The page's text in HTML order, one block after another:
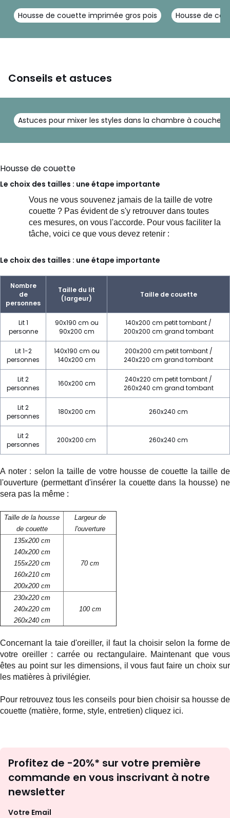
Housse de couette imprimée gros pois Housse de
Conseils et astuces
Astuces pour mixer les styles dans la chambre à coucher
Housse de couette
Le choix des tailles : une étape importante
Vous ne vous souvenez jamais de la taille de votre
couette ? Pas évident de s'y retrouver dans toutes
ces mesures, on vous l'accorde. Pour vous faciliter la
tâche, voici ce que vous devez retenir :
Le choix des tailles : une étape importante
Nombre
de
personnes
Taille du lit
(largeur)
Taille de couette
Lit 1
personne
90x190 cm ou
90x200 cm
140x200 cm petit tombant /
200x200 cm grand tombant
Lit 1-2
personnes
140x190 cm ou
140x200 cm
200x200 cm petit tombant /
240x220 cm grand tombant
Lit 2
personnes
160x200 cm
240x220 cm petit tombant /
260x240 cm grand tombant
Lit 2
personnes
180x200 cm 260x240 cm
Lit 2
personnes
200x200 cm 260x240 cm
A noter : selon la taille de votre housse de couette la taille de
l'ouverture (permettant d'insérer la couette dans la housse) ne
sera pas la même :
Taille de la housse
de couette
Largeur de
l'ouverture
135x200 cm
140x200 cm
155x220 cm
160x210 cm
200x200 cm
70 cm
230x220 cm
240x220 cm
260x240 cm
100 cm
Concernant la taie d'oreiller, il faut la choisir selon la forme de
votre oreiller: carrée ou rectangulaire. Maintenant que vous
êtes au point sur les dimensions, il vous faut faire un choix sur
les matières à privilégier.
Pour retrouvez tous les conseils pour bien choisir sa housse de
couette (matière, forme, style, entretien) cliquez ici.
newsletter
Profitez de -20%* sur votre première
commande en vous inscrivant à notre
newsletter
Votre Email